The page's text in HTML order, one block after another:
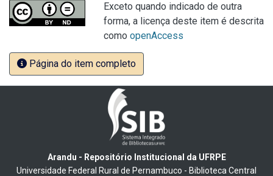
Exceto quando indicado de outra
forma, a licença deste item é descrita
como openAccess
Página do item completo
Arandu - Repositório Institucional da UFRPE
Universidade Federal Rural de Pernambuco - Biblioteca Central